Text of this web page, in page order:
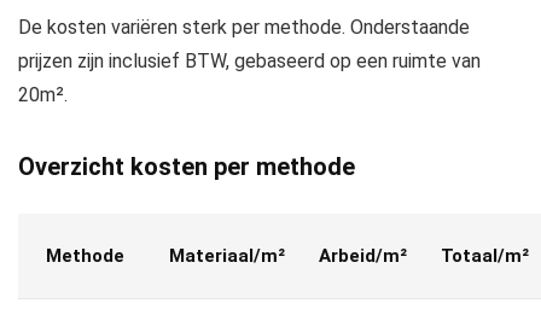
De kosten variëren sterk per methode. Onderstaande
prijzen zijn inclusief BTW, gebaseerd op een ruimte van
20m².
Overzicht kosten per methode
Methode Materiaal/m² Arbeid/m² Totaal/m²